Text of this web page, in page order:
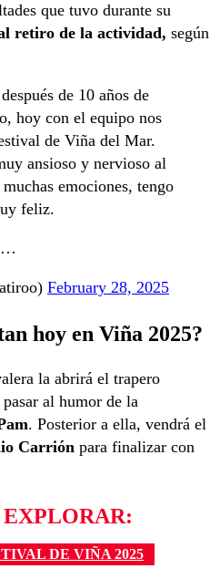
que tuvo durante su
retiro de la actividad, según
de 10 años de
hoy con el equipo nos
de Viña del Mar.
ansioso y nervioso al
emociones, tengo
feliz.
February 28, 2025
hoy en Viña 2025?
la abrirá el trapero
al humor de la
. Posterior a ella, vendrá el
Carrión para finalizar con
DE VIÑA 2025